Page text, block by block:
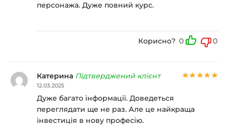
персонажа. Дуже повний курс.
Корисно? 0 0
Катерина Підтверджений клієнт
12.03.2025
Дуже багато інформації. Доведеться
переглядати ще не раз. Але це найкраща
інвестиція в нову професію.